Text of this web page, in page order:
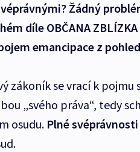
Žádný
díle OBČANA
emancipace z
zákoník se vrací k
„svého práva“, tedy
osudu. Plné svéprávnosti